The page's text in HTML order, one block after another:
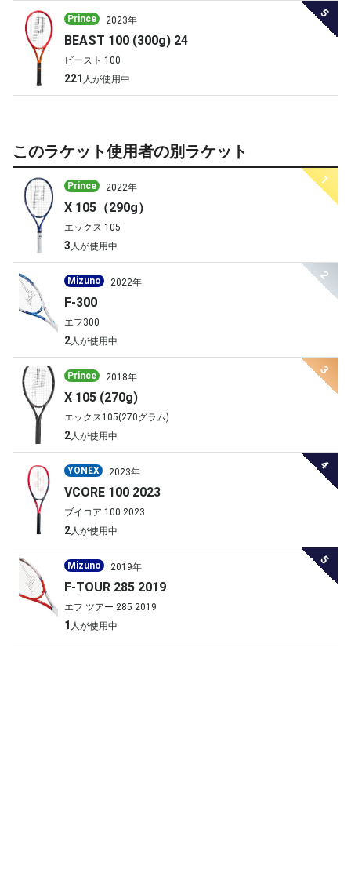
Prince 2023年
BEAST 100 (300g) 24
ビースト 100
221 人が使用中
5
このラケット使用者の別ラケット
Prince 2022年
X 105（290g）
エックス 105
3 人が使用中
1
Mizuno 2022年
F-300
エフ300
2 人が使用中
2
Prince 2018年
X 105 (270g)
エックス105(270グラム)
2 人が使用中
3
YONEX 2023年
VCORE 100 2023
ブイコア 100 2023
2 人が使用中
4
Mizuno 2019年
F-TOUR 285 2019
エフ ツアー 285 2019
1 人が使用中
5